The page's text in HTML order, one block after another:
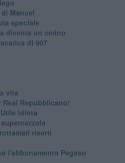
Manuel
speciale
diventa un cerino
di 007
vita
Repubblicano!
Idiota
risorti
l'abbonamento Pegaso